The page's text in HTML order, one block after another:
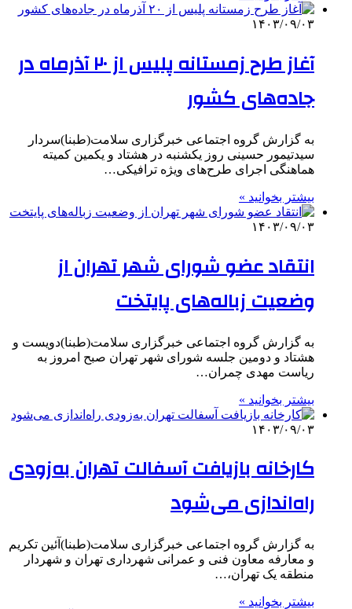
۱۴۰۳/۰۹/۰۳
آغاز طرح زمستانه پلیس از ۲۰ آذرماه در
جاده‌های کشور
به گزارش گروه اجتماعی خبرگزاری سلامت(طبنا)سردار
سیدتیمور حسینی روز یکشنبه در هشتاد و یکمین کمیته
هماهنگی اجرای طرح‌های ویژه ترافیکی…
بیشتر بخوانید »
۱۴۰۳/۰۹/۰۳
انتقاد عضو شورای شهر تهران از
وضعیت زباله‌های پایتخت
به گزارش گروه اجتماعی خبرگزاری سلامت(طبنا)دویست و
هشتاد و دومین جلسه شورای شهر تهران صبح امروز به
ریاست مهدی چمران…
بیشتر بخوانید »
۱۴۰۳/۰۹/۰۳
کارخانه بازیافت آسفالت تهران به‌زودی
راه‌اندازی می‌شود
به گزارش گروه اجتماعی خبرگزاری سلامت(طبنا)آئین تکریم
و معارفه معاون فنی و عمرانی شهرداری تهران و شهردار
منطقه یک تهران،…
بیشتر بخوانید »